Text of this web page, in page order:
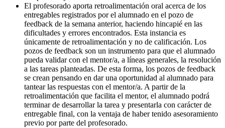
El profesorado aporta retroalimentación oral acerca de los
entregables registrados por el alumnado en el pozo de
feedback de la semana anterior, haciendo hincapié en las
dificultades y errores encontrados. Esta instancia es
únicamente de retroalimentación y no de calificación. Los
pozos de feedback son un instrumento para que el alumnado
pueda validar con el mentor/a, a líneas generales, la resolución
a las tareas planteadas. De esta forma, los pozos de feedback
se crean pensando en dar una oportunidad al alumnado para
tantear las respuestas con el mentor/a. A partir de la
retroalimentación que facilita el mentor, el alumnado podrá
terminar de desarrollar la tarea y presentarla con carácter de
entregable final, con la ventaja de haber tenido asesoramiento
previo por parte del profesorado.